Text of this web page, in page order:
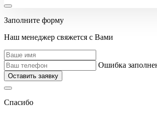
Заполните форму
Наш менеджер свяжется с Вами
Ошибка
Оставить заявку
Спасибо